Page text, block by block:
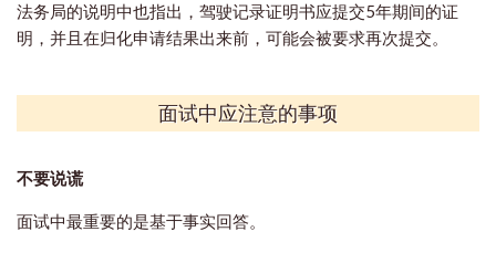
法务局的说明中也指出，驾驶记录证明书应提交5年期间的证
明，并且在归化申请结果出来前，可能会被要求再次提交。
面试中应注意的事项
不要说谎
面试中最重要的是基于事实回答。